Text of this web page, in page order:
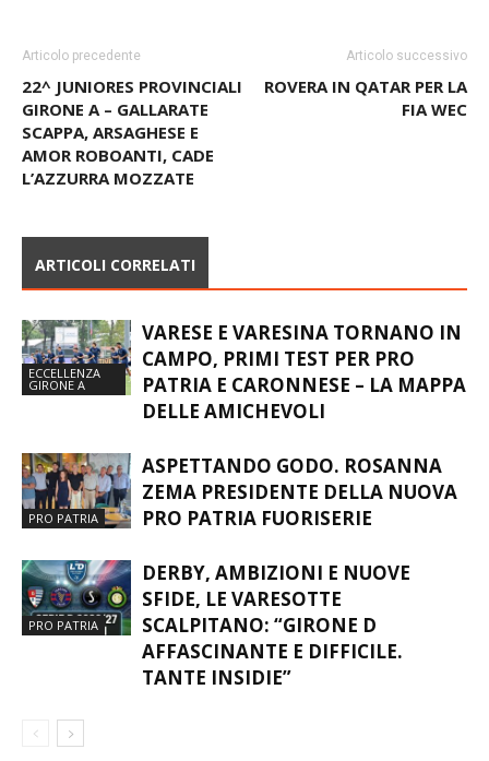
Articolo precedente
22^ JUNIORES PROVINCIALI
GIRONE A – GALLARATE
SCAPPA, ARSAGHESE E
AMOR ROBOANTI, CADE
L’AZZURRA MOZZATE
Articolo successivo
ROVERA IN QATAR PER LA
FIA WEC
ARTICOLI CORRELATI
ECCELLENZA
GIRONE A
VARESE E VARESINA TORNANO IN
CAMPO, PRIMI TEST PER PRO
PATRIA E CARONNESE – LA MAPPA
DELLE AMICHEVOLI
PRO PATRIA
ASPETTANDO GODO. ROSANNA
ZEMA PRESIDENTE DELLA NUOVA
PRO PATRIA FUORISERIE
PRO PATRIA
DERBY, AMBIZIONI E NUOVE
SFIDE, LE VARESOTTE
SCALPITANO: “GIRONE D
AFFASCINANTE E DIFFICILE.
TANTE INSIDIE”